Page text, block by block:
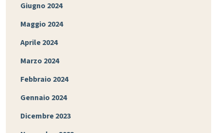
Giugno 2024
Maggio 2024
Aprile 2024
Marzo 2024
Febbraio 2024
Gennaio 2024
Dicembre 2023